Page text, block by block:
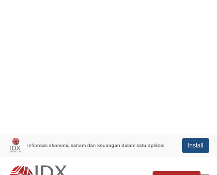
Informasi ekonomi, saham dan keuangan dalam satu aplikasi. Install